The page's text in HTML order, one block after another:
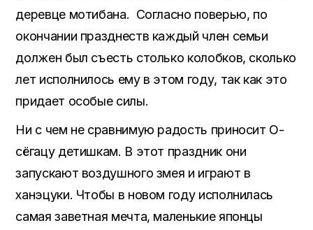
деревце мотибана. Согласно поверью, по
окончании празднеств каждый член семьи
должен был съесть столько колобков, сколько
лет исполнилось ему в этом году, так как это
придает особые силы.
Ни с чем не сравнимую радость приносит О-
сёгацу детишкам. В этот праздник они
запускают воздушного змея и играют в
ханэцуки. Чтобы в новом году исполнилась
самая заветная мечта, маленькие японцы